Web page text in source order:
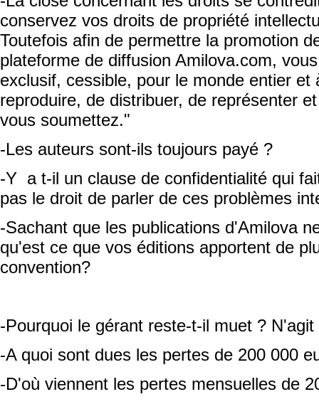
conservez vos droits de propriété
Toutefois afin de permettre la promotion
plateforme de diffusion Amilova.com,
exclusif, cessible, pour le monde entier
reproduire, de distribuer, de représenter
vous soumettez."
-Les auteurs sont-ils toujours payé ?
-Y a t-il un clause de confidentialité qui
pas le droit de parler de ces problèmes
-Sachant que les publications d'Amilova
qu'est ce que vos éditions apportent de
convention?
-Pourquoi le gérant reste-t-il muet ?
-A quoi sont dues les pertes de 200 000
-D'où viennent les pertes mensuelles de